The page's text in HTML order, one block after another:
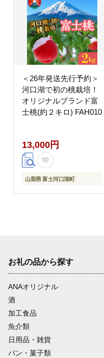
＜26年発送先行予約＞
河口湖で初の桃栽培！
オリジナルブランド富
士桃(約２キロ) FAH010
13,000円
山梨県 富士河口湖町
お礼の品から探す
ANAオリジナル
酒
加工食品
魚介類
日用品・雑貨
パン・菓子類